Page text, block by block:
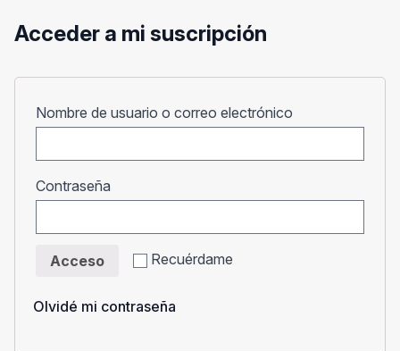
Acceder a mi suscripción
Nombre de usuario o correo electrónico
Contraseña
Recuérdame
Acceso
Olvidé mi contraseña